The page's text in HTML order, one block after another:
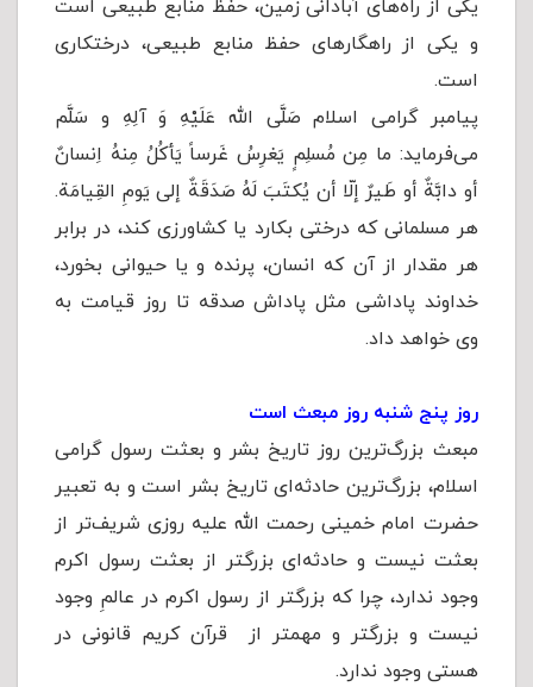
یکی از راه‌های آبادانی زمین، حفظ منابع طبیعی است
و یکی از راهگارهای حفظ منابع طبیعی، درختکاری
است.
پیامبر گرامی اسلام صَلَّى الله عَلَيْهِ وَ آلِهِ و سَلَّم
می‌فرماید: ما مِن مُسلِمٍ یَغرِسُ غَرساً یَأکُلُ مِنهُ اِنسانٌ
أو دابَّةٌ أو طَیرٌ إلّا أن یُکتَبَ لَهُ صَدَقَةٌ إلی یَومِ القِیامَة.
هر مسلمانی که درختی بکارد یا کشاورزی کند، در برابر
هر مقدار از آن که انسان، پرنده و یا حیوانی بخورد،
خداوند پاداشی مثل پاداش صدقه تا روز قیامت به
وی خواهد داد.
روز پنج شنبه روز مبعث است
مبعث بزرگ‌ترین روز تاریخ بشر و بعثت رسول گرامی
اسلام، بزرگ‌ترین حادثه‌ای تاریخ بشر است و به تعبیر
حضرت امام خمینی رحمت الله علیه روزی شریف‌تر از
بعثت نیست و حادثه‌ای بزرگتر از بعثت رسول اکرم
وجود ندارد، چرا که بزرگتر از رسول اکرم در عالمِ وجود
نیست و بزرگتر و مهمتر از قرآن کریم قانونی در
هستی وجود ندارد.